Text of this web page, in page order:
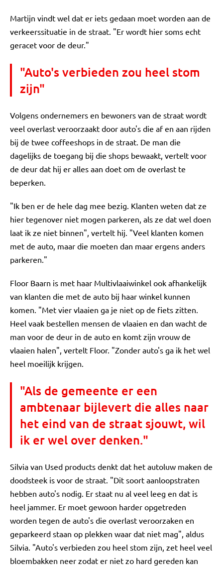
Martijn vindt wel dat er iets gedaan moet worden aan de
verkeerssituatie in de straat. "Er wordt hier soms echt
geracet voor de deur."
"Auto's verbieden zou heel stom
zijn"
Volgens ondernemers en bewoners van de straat wordt
veel overlast veroorzaakt door auto's die af en aan rijden
bij de twee coffeeshops in de straat. De man die
dagelijks de toegang bij die shops bewaakt, vertelt voor
de deur dat hij er alles aan doet om de overlast te
beperken.
"Ik ben er de hele dag mee bezig. Klanten weten dat ze
hier tegenover niet mogen parkeren, als ze dat wel doen
laat ik ze niet binnen", vertelt hij. "Veel klanten komen
met de auto, maar die moeten dan maar ergens anders
parkeren."
Floor Baarn is met haar Multivlaaiwinkel ook afhankelijk
van klanten die met de auto bij haar winkel kunnen
komen. "Met vier vlaaien ga je niet op de fiets zitten.
Heel vaak bestellen mensen de vlaaien en dan wacht de
man voor de deur in de auto en komt zijn vrouw de
vlaaien halen", vertelt Floor. "Zonder auto's ga ik het wel
heel moeilijk krijgen.
"Als de gemeente er een
ambtenaar bijlevert die alles naar
het eind van de straat sjouwt, wil
ik er wel over denken."
Silvia van Used products denkt dat het autoluw maken de
doodsteek is voor de straat. "Dit soort aanloopstraten
hebben auto's nodig. Er staat nu al veel leeg en dat is
heel jammer. Er moet gewoon harder opgetreden
worden tegen de auto's die overlast veroorzaken en
geparkeerd staan op plekken waar dat niet mag", aldus
Silvia. "Auto's verbieden zou heel stom zijn, zet heel veel
bloembakken neer zodat er niet zo hard gereden kan